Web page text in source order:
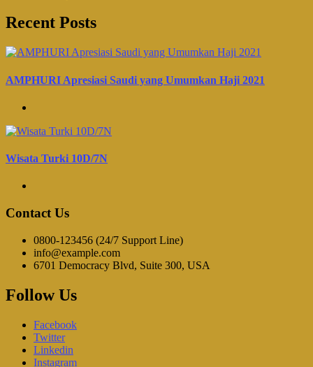
Recent Posts
AMPHURI Apresiasi Saudi yang Umumkan Haji 2021
Wisata Turki 10D/7N
Contact Us
0800-123456 (24/7 Support Line)
info@example.com
6701 Democracy Blvd, Suite 300, USA
Follow Us
Facebook
Twitter
Linkedin
Instagram